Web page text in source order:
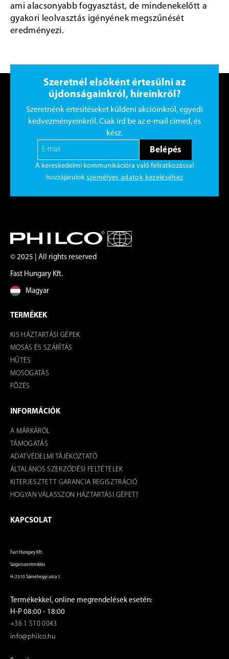
ami alacsonyabb fogyasztást, de mindenekelőtt a
gyakori leolvasztás igényének megszűnését
eredményezi.
Szeretnél elsőként értesülni az
újdonságainkról, híreinkről?
Szeretnénk értesítéseket küldeni akcióinkról, egyedi
kedvezményeinkről. Csak írd be az e-mail címed, és
kész.
Belépés
A kereskedelmi kommunikációra való feliratkozással
hozzájárulok személyes adatok kezeléséhez
© 2025 | All rights reserved
Fast Hungary Kft.
Magyar
TERMÉKEK
KIS HÁZTARTÁSI GÉPEK
MOSÁS ÉS SZÁRÍTÁS
HŰTÉS
MOSOGATÁS
FŐZÉS
INFORMÁCIÓK
A MÁRKÁRÓL
TÁMOGATÁS
ADATVÉDELMI TÁJÉKOZTATÓ
ÁLTALÁNOS SZERZŐDÉSI FELTÉTELEK
KITERJESZTETT GARANCIA REGISZTRÁCIÓ
HOGYAN VÁLASSZON HÁZTARTÁSI GÉPET?
KAPCSOLAT
Fast Hungary Kft.
Szigetszentmiklós
H-2310 Sáméhegyi utca 1.
Termékekkel, online megrendelések esetén:
H-P 08:00 - 18:00
+36 1 510 0043
info@philco.hu